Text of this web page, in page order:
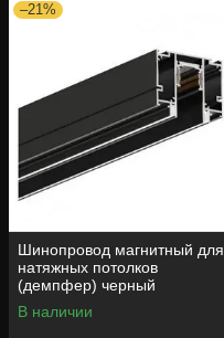
–21%
Шинопровод магнитный для
натяжных потолков
(демпфер) черный
В наличии